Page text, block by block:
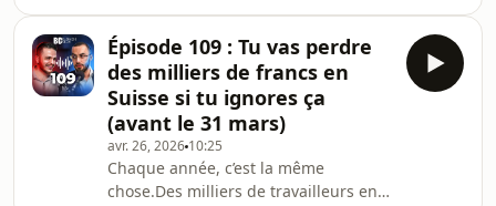
supérieur à la moyenn
existe c’est si tu es prêt à la saisir
avant que le marché devienne encore
plus sélectif.Dans cet épisode, Jordan
partage une conviction forte : les
meilleures opportunités ne
disparaissent pas d’un coup elles
s’épuisent progressivement, pendant
que ceux qui agissent tôt prennent de
Épisode 109 : Tu vas perdre
des milliers de francs en
Suisse si tu ignores ça
(avant le 31 mars)
avr. 26, 2026 10:25
Chaque année, c’est la même
chose.Des milliers de travailleurs en